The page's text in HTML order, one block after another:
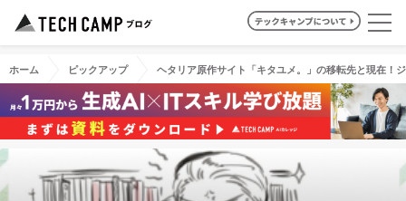
ホーム ピックアップ ヘタリア原作サイト「キタユメ。」の移転先と現在！